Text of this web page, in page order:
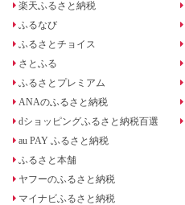
楽天ふるさと納税
ふるなび
ふるさとチョイス
さとふる
ふるさとプレミアム
ANAのふるさと納税
dショッピングふるさと納税百選
au PAY ふるさと納税
ふるさと本舗
ヤフーのふるさと納税
マイナビふるさと納税